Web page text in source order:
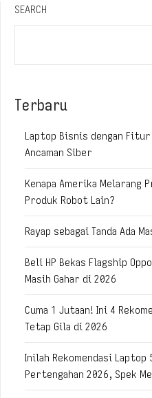
SEARCH
Terbaru
Laptop Bisnis dengan
Ancaman Siber
Kenapa Amerika Melarang
Produk Robot Lain?
Rayap sebagai Tanda Ada
Beli HP Bekas Flagship
Masih Gahar di 2026
Cuma 1 Jutaan! Ini 4
Tetap Gila di 2026
Inilah Rekomendasi
Pertengahan 2026, Spek